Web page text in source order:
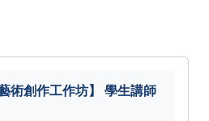
術創作工作坊】 學生講師